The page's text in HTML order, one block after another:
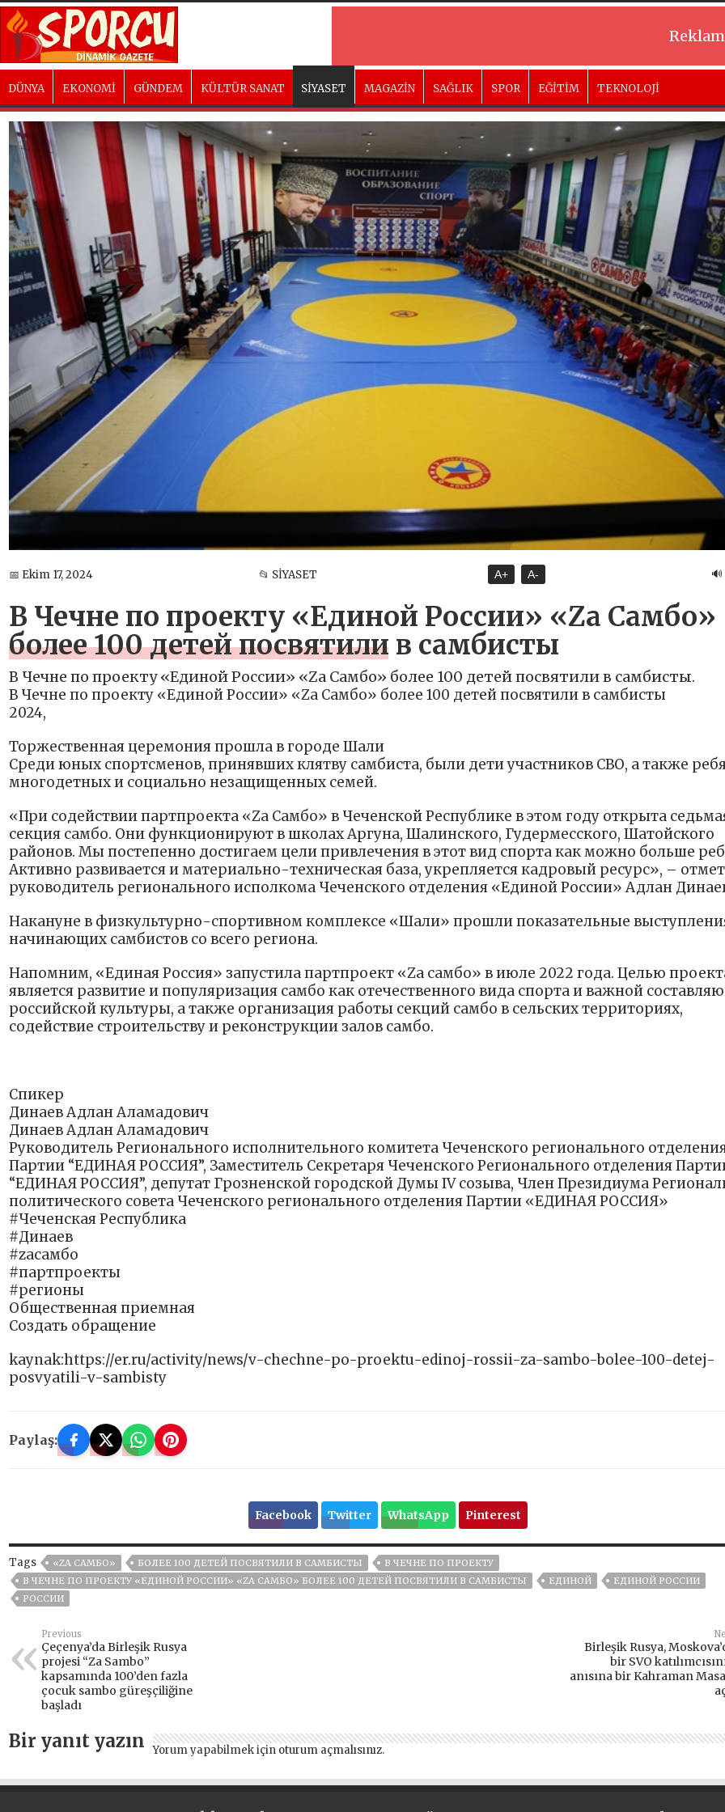
DÜNYA EKONOMİ GÜNDEM KÜLTÜR SANAT SİYASET MAGAZİN SAĞLIK SPOR EĞİTİM TEKNOLOJİ
📅 Ekim 17, 2024 📂 SİYASET A+ A- 🔊
В Чечне по проекту «Единой России» «Zа Самбо»
более 100 детей посвятили в самбисты
В Чечне по проекту «Единой России» «Zа Самбо» более 100 детей посвятили в самбисты.
В Чечне по проекту «Единой России» «Zа Самбо» более 100 детей посвятили в самбисты
2024,
Торжественная церемония прошла в городе Шали
Среди юных спортсменов, принявших клятву самбиста, были дети участников СВО, а также
многодетных и социально незащищенных семей.
«При содействии партпроекта «Za Самбо» в Чеченской Республике в этом году открыта
секция самбо. Они функционируют в школах Аргуна, Шалинского, Гудермесского, Шатойского
районов. Мы постепенно достигаем цели привлечения в этот вид спорта как можно больше
Активно развивается и материально-техническая база, укрепляется кадровый ресурс», –
руководитель регионального исполкома Чеченского отделения «Единой России» Адлан
Накануне в физкультурно-спортивном комплексе «Шали» прошли показательные
начинающих самбистов со всего региона.
Напомним, «Единая Россия» запустила партпроект «Zа самбо» в июле 2022 года. Целью
является развитие и популяризация самбо как отечественного вида спорта и важной
российской культуры, а также организация работы секций самбо в сельских территориях,
содействие строительству и реконструкции залов самбо.
Спикер
Динаев Адлан Аламадович
Динаев Адлан Аламадович
Руководитель Регионального исполнительного комитета Чеченского регионального
Партии “ЕДИНАЯ РОССИЯ”, Заместитель Секретаря Чеченского Регионального отделения
“ЕДИНАЯ РОССИЯ”, депутат Грозненской городской Думы IV созыва, Член Президиума
политического совета Чеченского регионального отделения Партии «ЕДИНАЯ РОССИЯ»
#Чеченская Республика
#Динаев
#zасамбо
#партпроекты
#регионы
Общественная приемная
Создать обращение
kaynak:https://er.ru/activity/news/v-chechne-po-proektu-edinoj-rossii-za-sambo-bolee-100-detej-
posvyatili-v-sambisty
Paylaş:
Facebook Twitter WhatsApp Pinterest
Tags «ZА САМБО» БОЛЕЕ 100 ДЕТЕЙ ПОСВЯТИЛИ В САМБИСТЫ
В ЧЕЧНЕ ПО ПРОЕКТУ
В ЧЕЧНЕ ПО ПРОЕКТУ «ЕДИНОЙ РОССИИ» «ZА САМБО» БОЛЕЕ 100 ДЕТЕЙ ПОСВЯТИЛИ В САМБИСТЫ
ЕДИНОЙ
ЕДИНОЙ РОССИИ
РОССИИ
Previous
Çeçenya’da Birleşik Rusya
projesi “Za Sambo”
kapsamında 100’den fazla
çocuk sambo güreşçiliğine
başladı
Birleşik Rusya,
bir SVO
anısına bir Kahraman
Bir yanıt yazın Yorum yapabilmek için oturum açmalısınız.